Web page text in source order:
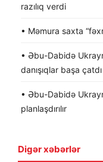
razılıq verdi
• Məmura saxta
• Əbu-Dabidə
danışıqlar başa çatdı
• Əbu-Dabidə
planlaşdırılır
Digər xəbərlər